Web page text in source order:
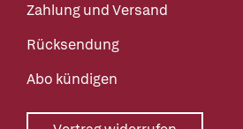
Zahlung und Versand
Rücksendung
Abo kündigen